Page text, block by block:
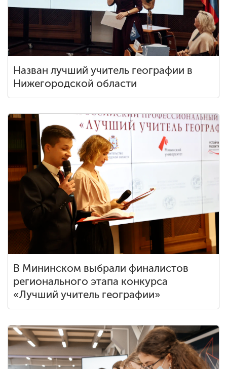
Назван лучший учитель географии в
Нижегородской области
В Мининском выбрали финалистов
регионального этапа конкурса
«Лучший учитель географии»